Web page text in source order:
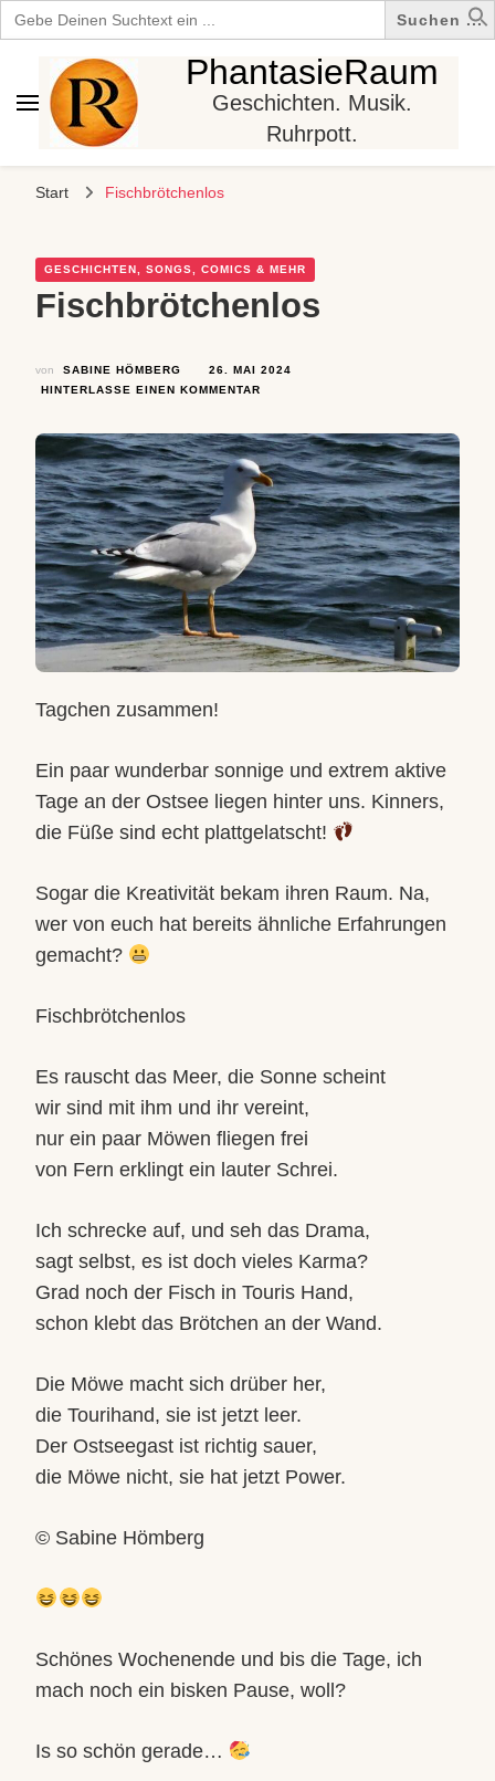
Search
for:
PhantasieRaum
Geschichten. Musik.
Ruhrpott.
Start Fischbrötchenlos
GESCHICHTEN, SONGS, COMICS & MEHR
Fischbrötchenlos
von SABINE HÖMBERG
26. MAI 2024
HINTERLASSE EINEN KOMMENTAR
Tagchen zusammen!
Ein paar wunderbar sonnige und extrem aktive
Tage an der Ostsee liegen hinter uns. Kinners,
die Füße sind echt plattgelatscht!
Sogar die Kreativität bekam ihren Raum. Na,
wer von euch hat bereits ähnliche Erfahrungen
gemacht?
Fischbrötchenlos
Es rauscht das Meer, die Sonne scheint
wir sind mit ihm und ihr vereint,
nur ein paar Möwen fliegen frei
von Fern erklingt ein lauter Schrei.
Ich schrecke auf, und seh das Drama,
sagt selbst, es ist doch vieles Karma?
Grad noch der Fisch in Touris Hand,
schon klebt das Brötchen an der Wand.
Die Möwe macht sich drüber her,
die Tourihand, sie ist jetzt leer.
Der Ostseegast ist richtig sauer,
die Möwe nicht, sie hat jetzt Power.
© Sabine Hömberg
Schönes Wochenende und bis die Tage, ich
mach noch ein bisken Pause, woll?
Is so schön gerade…